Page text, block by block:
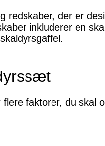
der er
inkluderer en
faktorer, du skal